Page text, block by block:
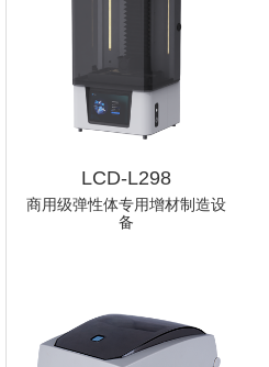
LCD-L298
商用级弹性体专用增材制造设
备